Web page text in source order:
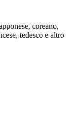
coreano,
tedesco e altro